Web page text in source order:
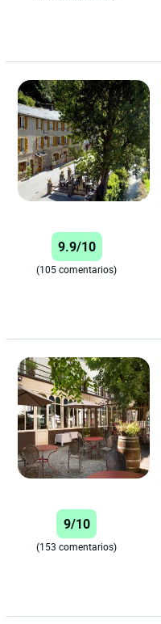
9.9/10
(105 comentarios)
9/10
(153 comentarios)